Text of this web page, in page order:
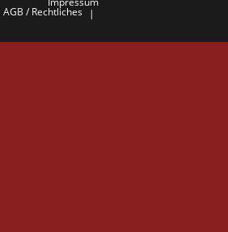
AGB / Rechtliches